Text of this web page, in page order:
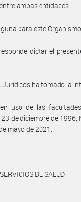
ambas entidades.
para este
dictar el
Jurídicos ha tomado la
uso de las
de diciembre de 1996;
mayo de 2021.
DE SALUD